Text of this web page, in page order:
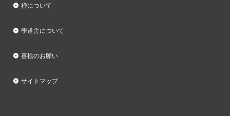
禅について
學道舎について
喜捨のお願い
サイトマップ